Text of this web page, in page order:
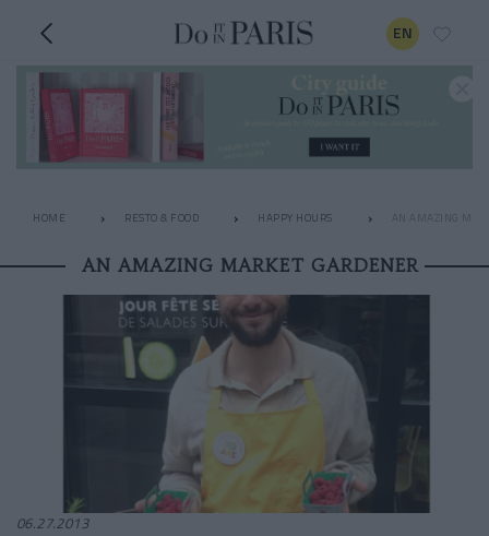
EN
HOME RESTO & FOOD HAPPY HOURS
AN AMAZING MARKET GARDENER
06.27.2013